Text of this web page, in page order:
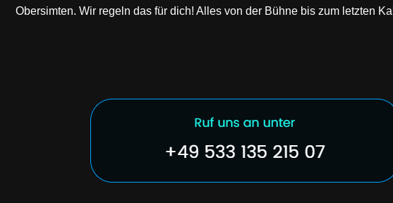
Obersimten. Wir regeln das für dich! Alles von der Bühne bis zum letzten